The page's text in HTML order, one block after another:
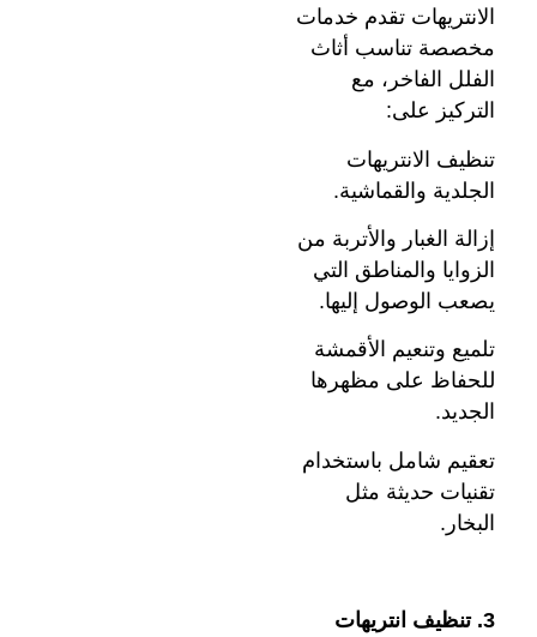
الانتريهات تقدم خدمات
مخصصة تناسب أثاث
الفلل الفاخر، مع
التركيز على:
تنظيف الانتريهات
الجلدية والقماشية.
إزالة الغبار والأتربة من
الزوايا والمناطق التي
يصعب الوصول إليها.
تلميع وتنعيم الأقمشة
للحفاظ على مظهرها
الجديد.
تعقيم شامل باستخدام
تقنيات حديثة مثل
البخار.
3. تنظيف انتريهات